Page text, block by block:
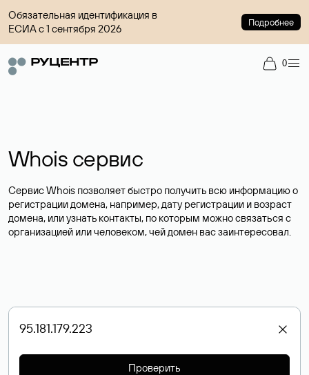
Обязательная идентификация в
ЕСИА с 1 сентября 2026
Подробнее
0
Whois сервис
Сервис Whois позволяет быстро получить всю информацию о
регистрации домена, например, дату регистрации и возраст
домена, или узнать контакты, по которым можно связаться с
организацией или человеком, чей домен вас заинтересовал.
Проверить